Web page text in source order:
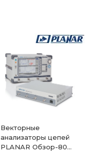
Векторные
анализаторы цепей
PLANAR Обзор-808